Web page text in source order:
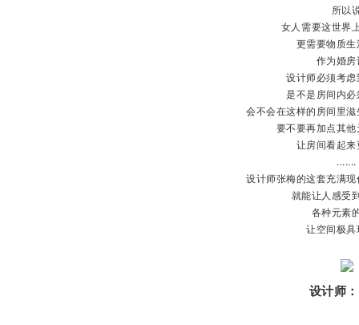
所以
女人需要这世界
更需要物质
作为婚房
设计师必须考
是不是房间内
会不会在这样的房间里
要不要再加点其
让房间看起
.......
设计师张梅的这套充满
就能让人感受
各种元素
让空间极具
设计师